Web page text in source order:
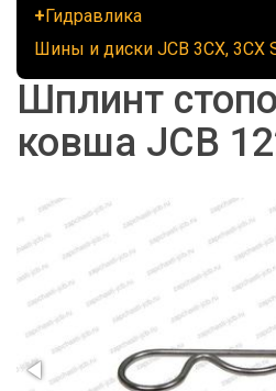
Гидравлика
Шины и диски JCB 3CX, 3CX
Шплинт
ковша JCB